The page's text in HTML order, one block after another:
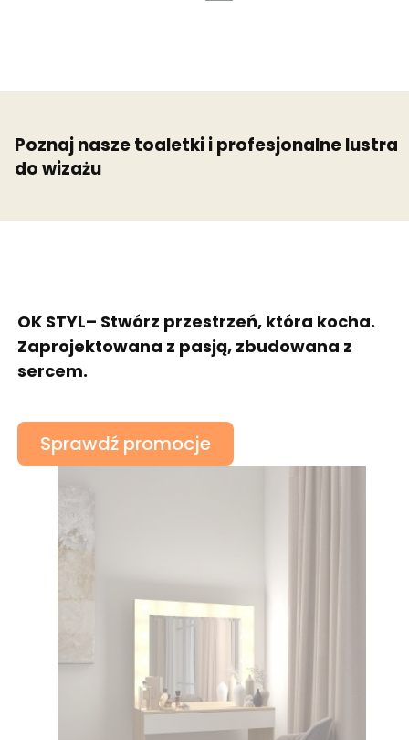
Poznaj nasze toaletki i profesjonalne lustra
do wizażu
OK STYL– Stwórz przestrzeń, która kocha.
Zaprojektowana z pasją, zbudowana z
sercem.
Sprawdź promocje